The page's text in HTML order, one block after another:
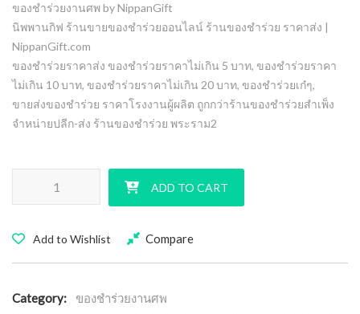
ของชำร่วยงานศพ by NippanGift
นิพพานกิฟ ร้านขายของชำร่วยออนไลน์ ร้านของชำร่วย ราคาส่ง |
NippanGift.com
ของชำร่วยราคาส่ง ของชำร่วยราคาไม่เกิน 5 บาท, ของชำร่วยราคา
ไม่เกิน 10 บาท, ของชำร่วยราคาไม่เกิน 20 บาท, ของชำร่วยเก๋ๆ,
ขายส่งของชำร่วย ราคาโรงงานผู้ผลิต ถูกกว่าร้านของชำร่วยสำเพ็ง
จำหน่ายปลีก-ส่ง ร้านของชำร่วย พระราม2
ของชําร่วย สเปรย์แอลกอฮอล์ พกพา ราคาส่ง [16 บาท] ฟรีสติ๊กเกอร์ ออ
ADD TO CART
Add to Wishlist Compare
Category:
ของชำร่วยงานศพ